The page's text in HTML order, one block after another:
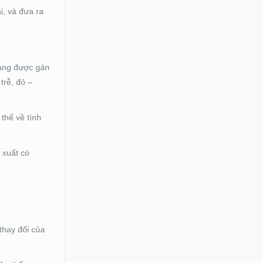
và đưa ra
được gán
đỏ –
về tình
có
đổi của